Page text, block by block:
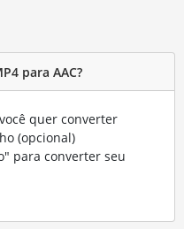
para AAC?
quer converter
(opcional)
para converter seu